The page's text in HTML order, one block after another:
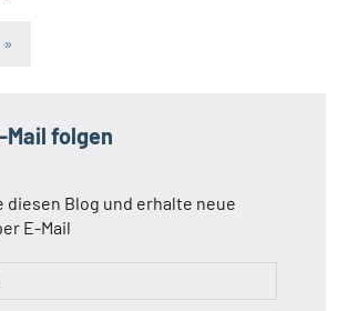
Nächste
»
Mail folgen
diesen Blog und erhalte neue
E-Mail